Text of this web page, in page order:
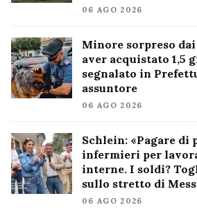
06 AGO 2026
Minore sorpreso
aver acquistato 1,5
segnalato in
assuntore
06 AGO 2026
Schlein: «Pagare di
infermieri per
interne. I soldi?
sullo stretto di
06 AGO 2026